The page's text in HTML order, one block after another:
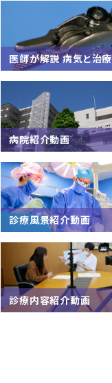
医師が解説 病気と治療
病院紹介動画
診療風景紹介動画
診療内容紹介動画